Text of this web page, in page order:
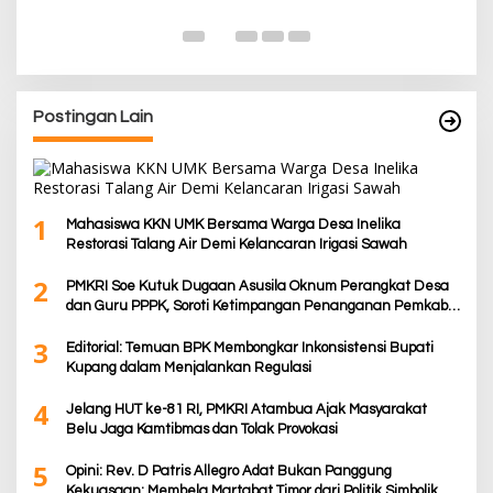
Postingan Lain
1
Mahasiswa KKN UMK Bersama Warga Desa Inelika
Restorasi Talang Air Demi Kelancaran Irigasi Sawah
2
PMKRI Soe Kutuk Dugaan Asusila Oknum Perangkat Desa
dan Guru PPPK, Soroti Ketimpangan Penanganan Pemkab
3
Editorial: Temuan BPK Membongkar Inkonsistensi Bupati
Kupang dalam Menjalankan Regulasi
4
Jelang HUT ke-81 RI, PMKRI Atambua Ajak Masyarakat
Belu Jaga Kamtibmas dan Tolak Provokasi
5
Opini: Rev. D Patris Allegro Adat Bukan Panggung